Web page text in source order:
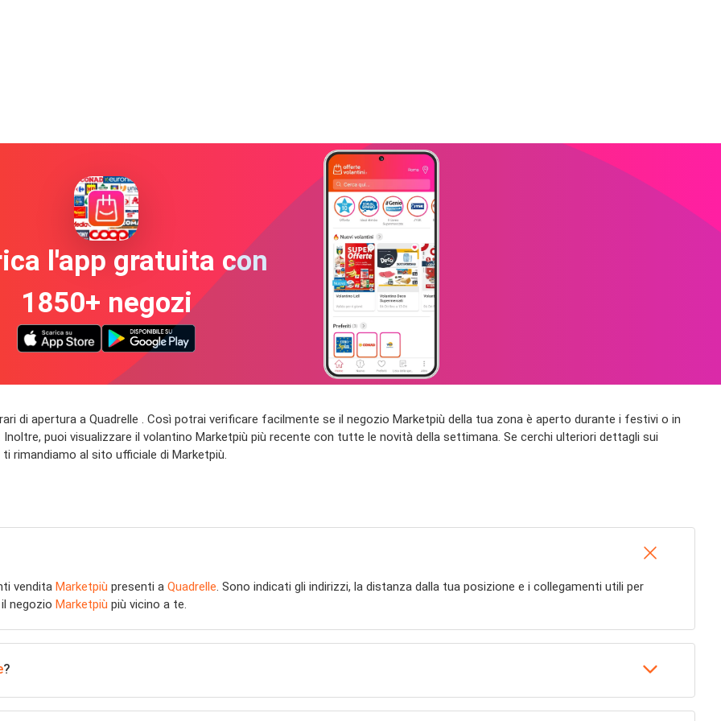
l'app gratuita con
1850+ negozi
di apertura a Quadrelle . Così potrai verificare facilmente se il negozio Marketpiù della tua zona è aperto durante i festivi o in
puoi visualizzare il volantino Marketpiù più recente con tutte le novità della settimana. Se cerchi ulteriori dettagli sui
rimandiamo al sito ufficiale di Marketpiù.
vendita Marketpiù presenti a Quadrelle. Sono indicati gli indirizzi, la distanza dalla tua posizione e i collegamenti utili per
negozio Marketpiù più vicino a te.
?